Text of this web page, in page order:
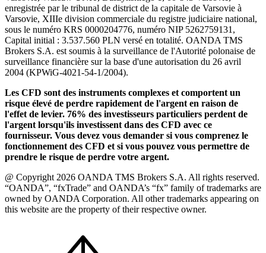
enregistrée par le tribunal de district de la capitale de Varsovie à
Varsovie, XIIIe division commerciale du registre judiciaire national,
sous le numéro KRS 0000204776, numéro NIP 5262759131,
Capital initial : 3.537.560 PLN versé en totalité. OANDA TMS
Brokers S.A. est soumis à la surveillance de l'Autorité polonaise de
surveillance financière sur la base d'une autorisation du 26 avril
2004 (KPWiG-4021-54-1/2004).
Les CFD sont des instruments complexes et comportent un
risque élevé de perdre rapidement de l'argent en raison de
l'effet de levier. 76% des investisseurs particuliers perdent de
l'argent lorsqu'ils investissent dans des CFD avec ce
fournisseur. Vous devez vous demander si vous comprenez le
fonctionnement des CFD et si vous pouvez vous permettre de
prendre le risque de perdre votre argent.
@ Copyright 2026 OANDA TMS Brokers S.A. All rights reserved.
“OANDA”, “fxTrade” and OANDA’s “fx” family of trademarks are
owned by OANDA Corporation. All other trademarks appearing on
this website are the property of their respective owner.